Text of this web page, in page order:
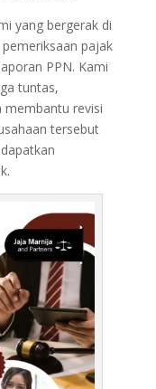
yang bergerak di
pajak
PPN. Kami
tuntas,
membantu revisi
tersebut